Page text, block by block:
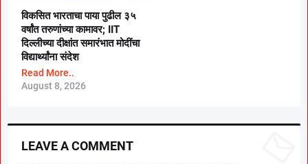
विकसित भारताचा पाया पुढील ३५
वर्षांत तरुणांच्या कामावर; IIT
दिल्लीच्या दीक्षांत समारंभात मोदींचा
विद्यार्थ्यांना संदेश
Read More..
August 8, 2026
LEAVE A COMMENT